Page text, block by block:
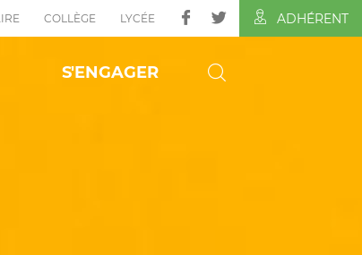
COLLÈGE LYCÉE ADHÉRENT
S'ENGAGER